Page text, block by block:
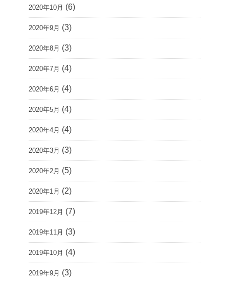
2020年10月 (6)
2020年9月 (3)
2020年8月 (3)
2020年7月 (4)
2020年6月 (4)
2020年5月 (4)
2020年4月 (4)
2020年3月 (3)
2020年2月 (5)
2020年1月 (2)
2019年12月 (7)
2019年11月 (3)
2019年10月 (4)
2019年9月 (3)